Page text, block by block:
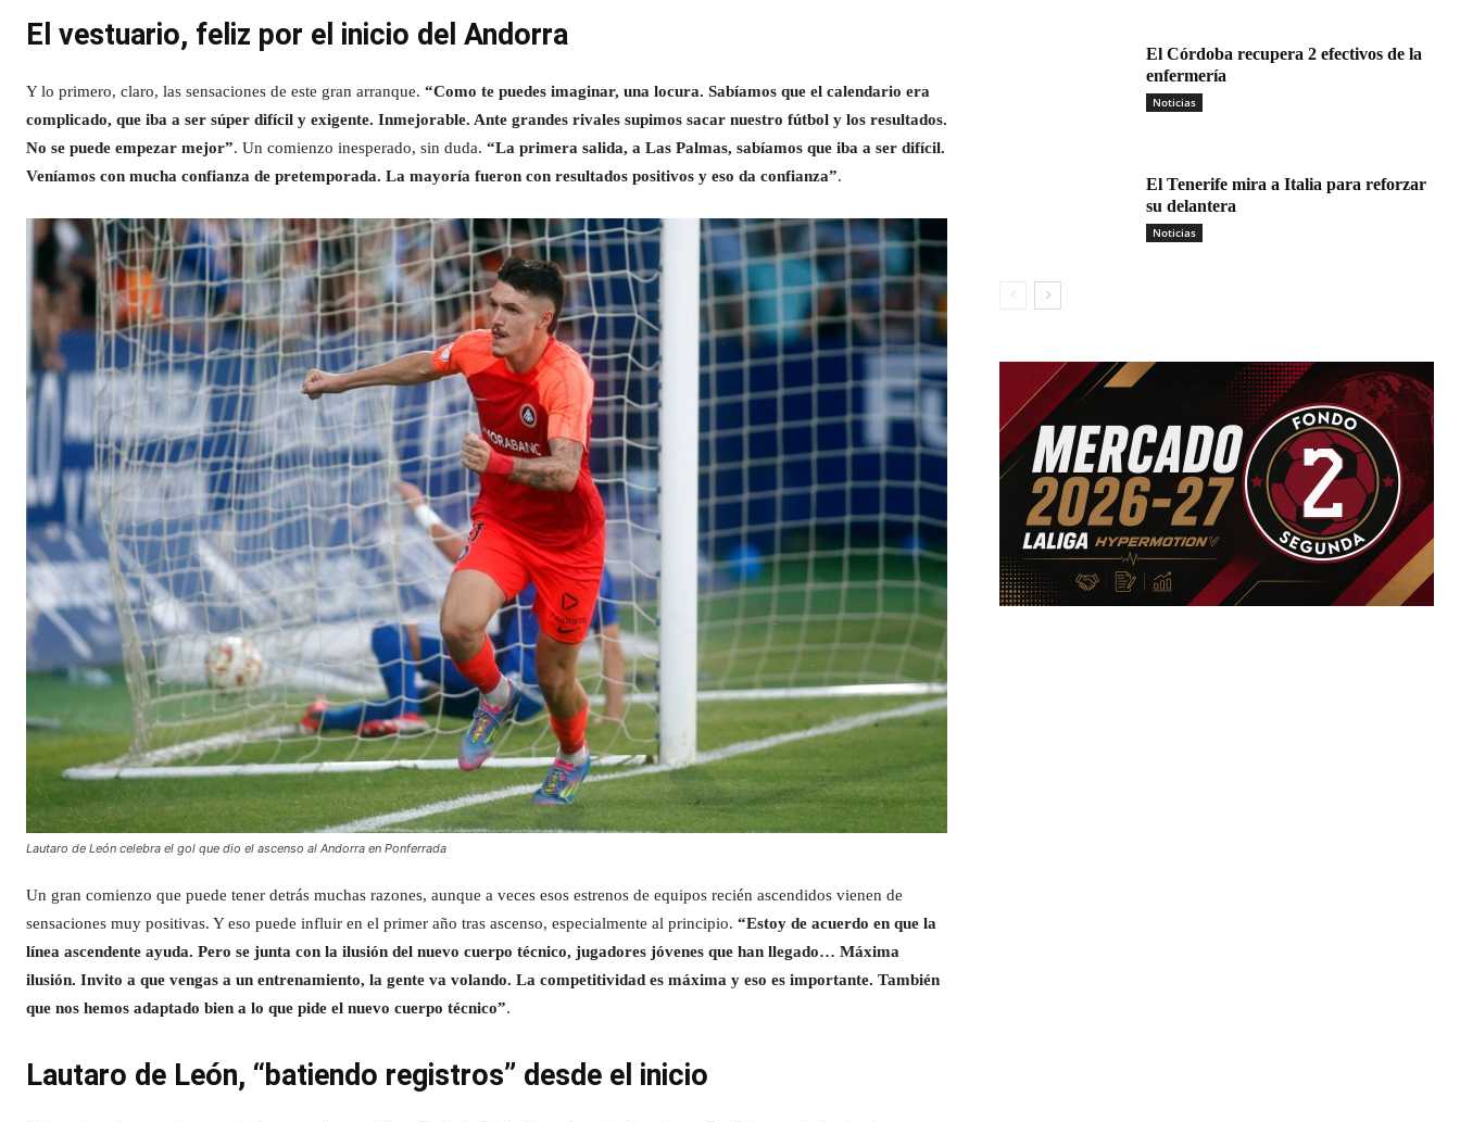
El vestuario, feliz por el inicio del Andorra
Y lo primero, claro, las sensaciones de este gran arranque. “Como te puedes imaginar, una locura. Sabíamos que el calendario era
complicado, que iba a ser súper difícil y exigente. Inmejorable. Ante grandes rivales supimos sacar nuestro fútbol y los resultados.
No se puede empezar mejor”. Un comienzo inesperado, sin duda. “La primera salida, a Las Palmas, sabíamos que iba a ser difícil.
Veníamos con mucha confianza de pretemporada. La mayoría fueron con resultados positivos y eso da confianza”.
Lautaro de León celebra el gol que dio el ascenso al Andorra en Ponferrada
Un gran comienzo que puede tener detrás muchas razones, aunque a veces esos estrenos de equipos recién ascendidos vienen de
sensaciones muy positivas. Y eso puede influir en el primer año tras ascenso, especialmente al principio. “Estoy de acuerdo en que la
línea ascendente ayuda. Pero se junta con la ilusión del nuevo cuerpo técnico, jugadores jóvenes que han llegado… Máxima
ilusión. Invito a que vengas a un entrenamiento, la gente va volando. La competitividad es máxima y eso es importante. También
que nos hemos adaptado bien a lo que pide el nuevo cuerpo técnico”.
Lautaro de León, “batiendo registros” desde el inicio
El Córdoba recupera 2 efectivos de la
enfermería
Noticias
El Tenerife mira a Italia para reforzar
su delantera
Noticias